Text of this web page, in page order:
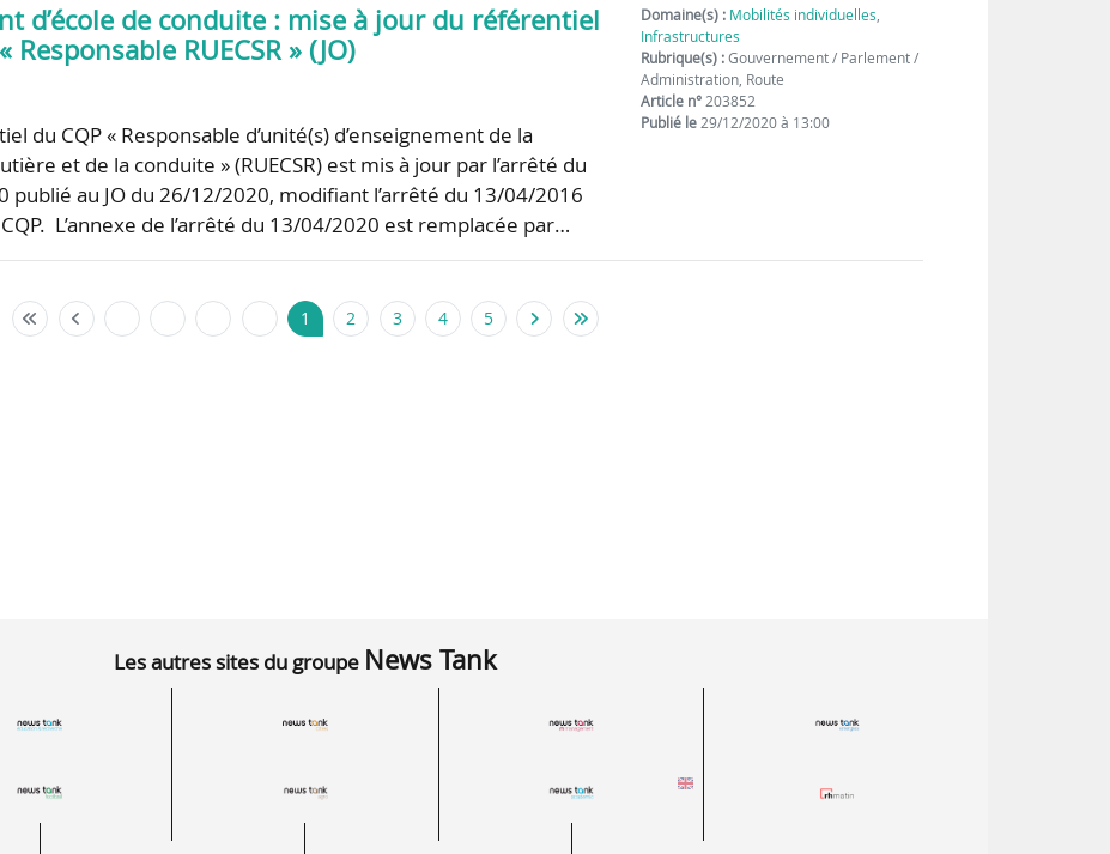
d’école de conduite : mise à jour du référentiel
Responsable RUECSR » (JO)
du CQP « Responsable d’unité(s) d’enseignement de la
et de la conduite » (RUECSR) est mis à jour par l’arrêté du
publié au JO du 26/12/2020, modifiant l’arrêté du 13/04/2016
L’annexe de l’arrêté du 13/04/2020 est remplacée par…
Domaine(s) : Mobilités individuelles,
Infrastructures
Rubrique(s) :Gouvernement / Parlement /
Administration, Route
Article n°203852
Publié le29/12/2020 à 13:00
1 2 3 4 5
Les autres sites du groupe News Tank